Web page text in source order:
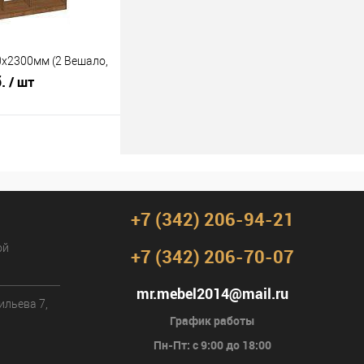
(2 Вешало,
/ шт
7,
+7 (342) 206-94-21
+7 (342) 206-70-07
mr.mebel2014@mail.ru
График работы
Пн-Пт: с 9:00 до 18:00